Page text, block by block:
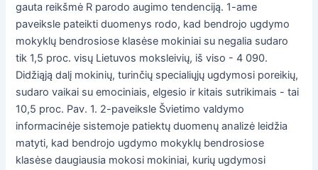
gauta reikšmė R parodo augimo tendenciją. 1-ame
paveiksle pateikti duomenys rodo, kad bendrojo ugdymo
mokyklų bendrosiose klasėse mokiniai su negalia sudaro
tik 1,5 proc. visų Lietuvos moksleivių, iš viso - 4 090.
Didžiąją dalį mokinių, turinčių specialiųjų ugdymosi poreikių,
sudaro vaikai su emociniais, elgesio ir kitais sutrikimais - tai
10,5 proc. Pav. 1. 2-paveiksle Švietimo valdymo
informacinėje sistemoje patiektų duomenų analizė leidžia
matyti, kad bendrojo ugdymo mokyklų bendrosiose
klasėse daugiausia mokosi mokiniai, kurių ugdymosi